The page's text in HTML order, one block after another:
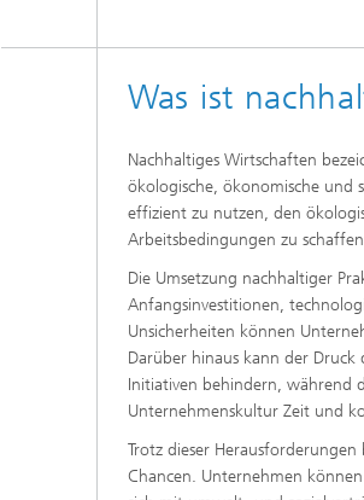
Was ist
Nachhaltiges Wirtschaften
ökologische, ökonomische und
effizient zu nutzen, den
Arbeitsbedingungen zu
Die Umsetzung nachhaltiger
Anfangsinvestitionen,
Unsicherheiten können
Darüber hinaus kann der
Initiativen behindern, während
Unternehmenskultur Zeit und
Trotz dieser
Chancen. Unternehmen